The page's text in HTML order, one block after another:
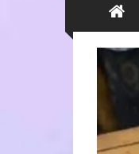
Media
Online
Jawa
Timur